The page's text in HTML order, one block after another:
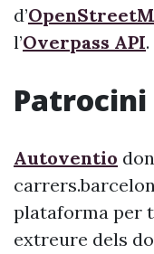
d’
l’Overpass API.
Patrocini
Autoventio
plataforma per
extreure dels